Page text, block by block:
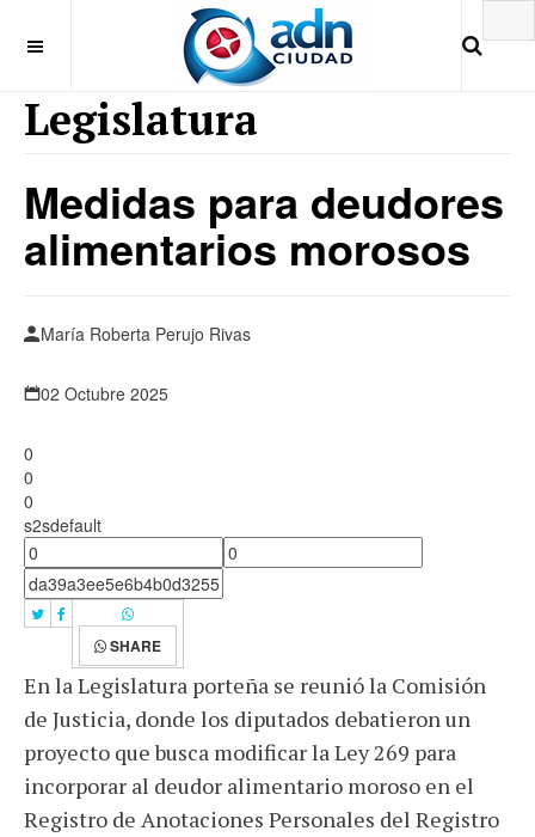
Legislatura
Medidas para deudores
alimentarios morosos
María Roberta Perujo Rivas
02 Octubre 2025
0
0
0
s2sdefault
SHARE
En la Legislatura porteña se reunió la Comisión
de Justicia, donde los diputados debatieron un
proyecto que busca modificar la Ley 269 para
incorporar al deudor alimentario moroso en el
Registro de Anotaciones Personales del Registro